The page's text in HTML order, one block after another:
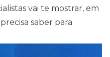
vai te mostrar, em
saber para